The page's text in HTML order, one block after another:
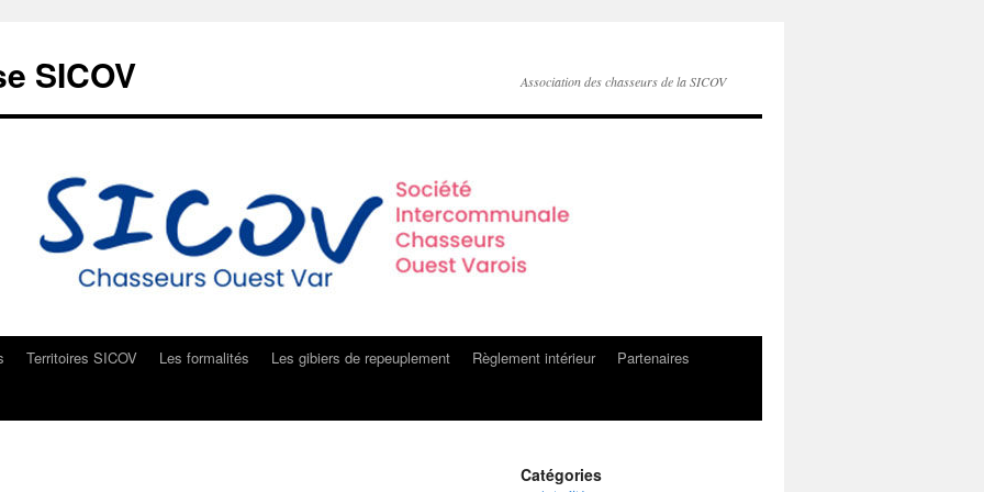
SICOV Association des chasseurs de la SICOV
Territoires SICOV Les formalités Les gibiers de repeuplement Règlement intérieur
Partenaires
Catégories